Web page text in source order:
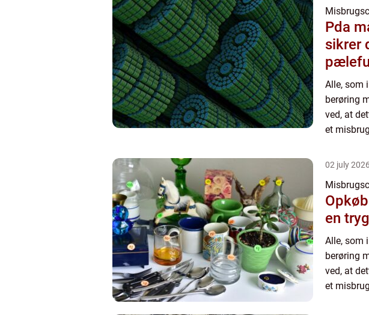
Pda
sikrer
Alle, som
berøring
ved, at
et
02 july 2026
Opkøb af
en
Alle, som
berøring
ved, at
et